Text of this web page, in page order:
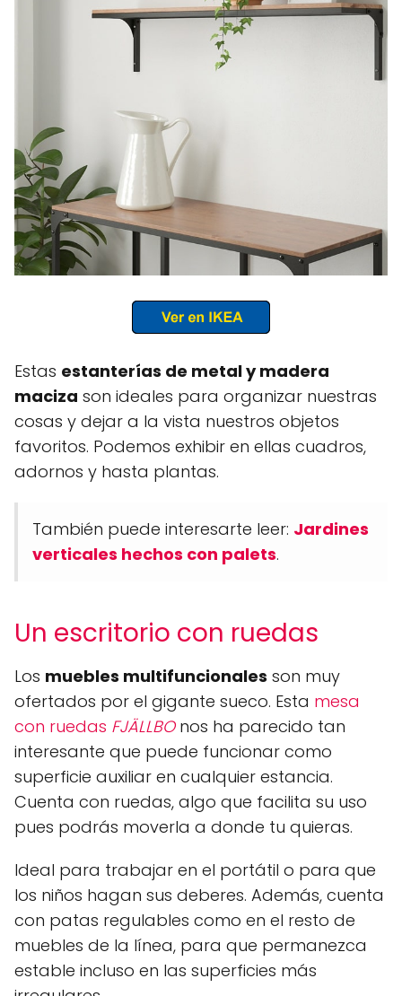
Estas estanterías de metal y madera
maciza son ideales para organizar nuestras
cosas y dejar a la vista nuestros objetos
favoritos. Podemos exhibir en ellas cuadros,
adornos y hasta plantas.
También puede interesarte leer: Jardines
verticales hechos con palets.
Un escritorio con ruedas
Los muebles multifuncionales son muy
ofertados por el gigante sueco. Esta mesa
con ruedas FJÄLLBOnos ha parecido tan
interesante que puede funcionar como
superficie auxiliar en cualquier estancia.
Cuenta con ruedas, algo que facilita su uso
pues podrás moverla a donde tu quieras.
Ideal para trabajar en el portátil o para que
los niños hagan sus deberes. Además, cuenta
con patas regulables como en el resto de
muebles de la línea, para que permanezca
estable incluso en las superficies más